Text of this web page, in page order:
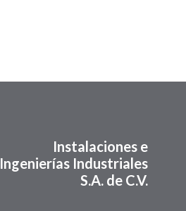
Instalaciones e
Ingenierías Industriales
S.A. de C.V.